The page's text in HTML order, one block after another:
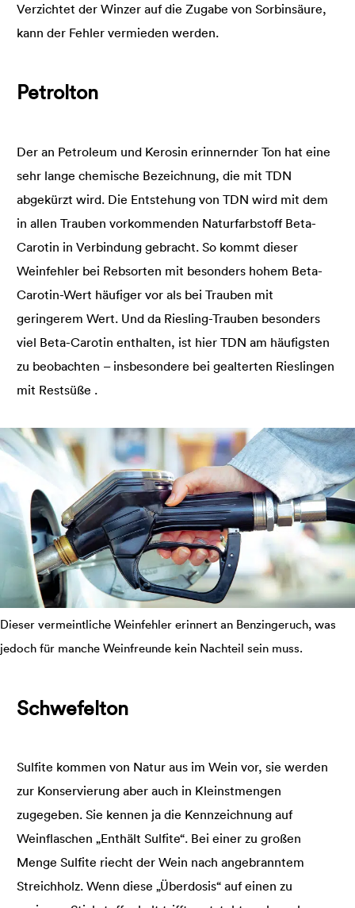
Verzichtet der Winzer auf die Zugabe von Sorbinsäure,
kann der Fehler vermieden werden.
Petrolton
Der an Petroleum und Kerosin erinnernder Ton hat eine
sehr lange chemische Bezeichnung, die mit TDN
abgekürzt wird. Die Entstehung von TDN wird mit dem
in allen Trauben vorkommenden Naturfarbstoff Beta-
Carotin in Verbindung gebracht. So kommt dieser
Weinfehler bei Rebsorten mit besonders hohem Beta-
Carotin-Wert häufiger vor als bei Trauben mit
geringerem Wert. Und da Riesling-Trauben besonders
viel Beta-Carotin enthalten, ist hier TDN am häufigsten
zu beobachten – insbesondere bei gealterten Rieslingen
mit Restsüße .
Dieser vermeintliche Weinfehler erinnert an Benzingeruch, was
jedoch für manche Weinfreunde kein Nachteil sein muss.
Schwefelton
Sulfite kommen von Natur aus im Wein vor, sie werden
zur Konservierung aber auch in Kleinstmengen
zugegeben. Sie kennen ja die Kennzeichnung auf
Weinflaschen „Enthält Sulfite“. Bei einer zu großen
Menge Sulfite riecht der Wein nach angebranntem
Streichholz. Wenn diese „Überdosis“ auf einen zu